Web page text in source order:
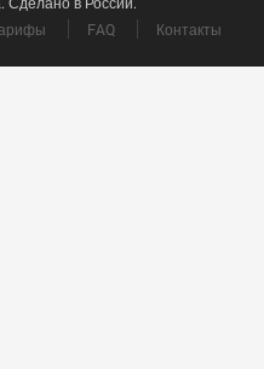
FAQ Контакты